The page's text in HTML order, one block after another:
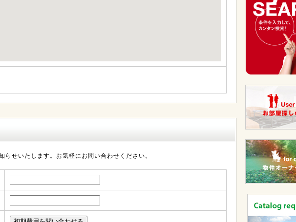
せいたします。お気軽にお問い合わせください。